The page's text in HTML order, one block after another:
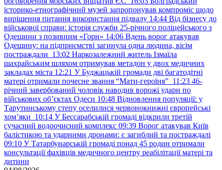
історико-етнографічний музей запропонував компроміс щодо
вирішення питання використання підвалу 14:44 Від бізнесу до
військової справи: історія служби 25-річного поліцейського з
Одещини з позивним «Горн» 14:06 Вдень ворог атакував
Одещину: на підприємстві загинула одна людина, вісім
постраждали 13:02 Наркозалежний житель Ізмаїла
шахрайським шляхом отримував метадон у двох медичних
закладах міста 12:21 У Буджацькій громади дві багатодітні
матері отримали почесне звання “Мати-героїня” 11:23 46-
річний завербований чоловік наводив ворожі удари по
військових обʼєктах Одеси 10:48 Відновлення популяції: у
Тарутинському степу оселилися червонокнижні європейські
хом’яки 10:14 У Бессарабській громаді відкрили третій
сучасний водоочисний комплекс 09:39 Ворог атакував Київ
балістикою та ударними дронами: є загиблий та постраждалі
09:10 У Татарбунарській громаді понад 45 родин отримали
консультації фахівців медичного центру реабілітації матері та
дитини